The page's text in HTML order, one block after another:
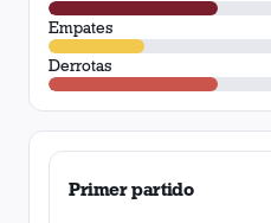
Empates
Derrotas
Primer partido